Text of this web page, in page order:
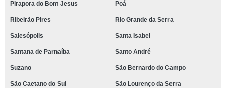
Pirapora do Bom Jesus Poá
Ribeirão Pires Rio Grande da Serra
Salesópolis Santa Isabel
Santana de Parnaíba Santo André
Suzano São Bernardo do Campo
São Caetano do Sul São Lourenço da Serra